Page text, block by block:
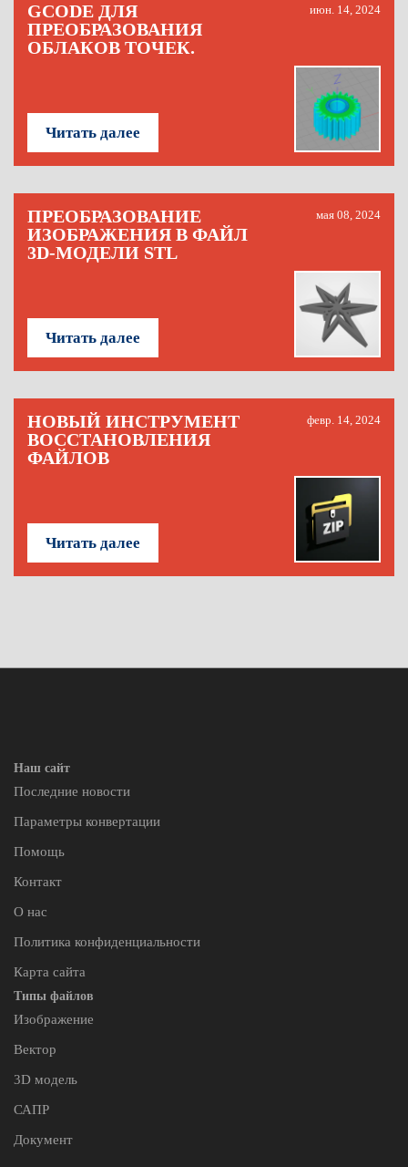
GCODE ДЛЯ
ПРЕОБРАЗОВАНИЯ
ОБЛАКОВ ТОЧЕК.
июн. 14, 2024
Читать далее
ПРЕОБРАЗОВАНИЕ
ИЗОБРАЖЕНИЯ В ФАЙЛ
3D-МОДЕЛИ STL
мая 08, 2024
Читать далее
НОВЫЙ ИНСТРУМЕНТ
ВОССТАНОВЛЕНИЯ
ФАЙЛОВ
февр. 14, 2024
Читать далее
Наш сайт
Последние новости
Параметры конвертации
Помощь
Контакт
О нас
Политика конфиденциальности
Карта сайта
Типы файлов
Изображение
Вектор
3D модель
САПР
Документ